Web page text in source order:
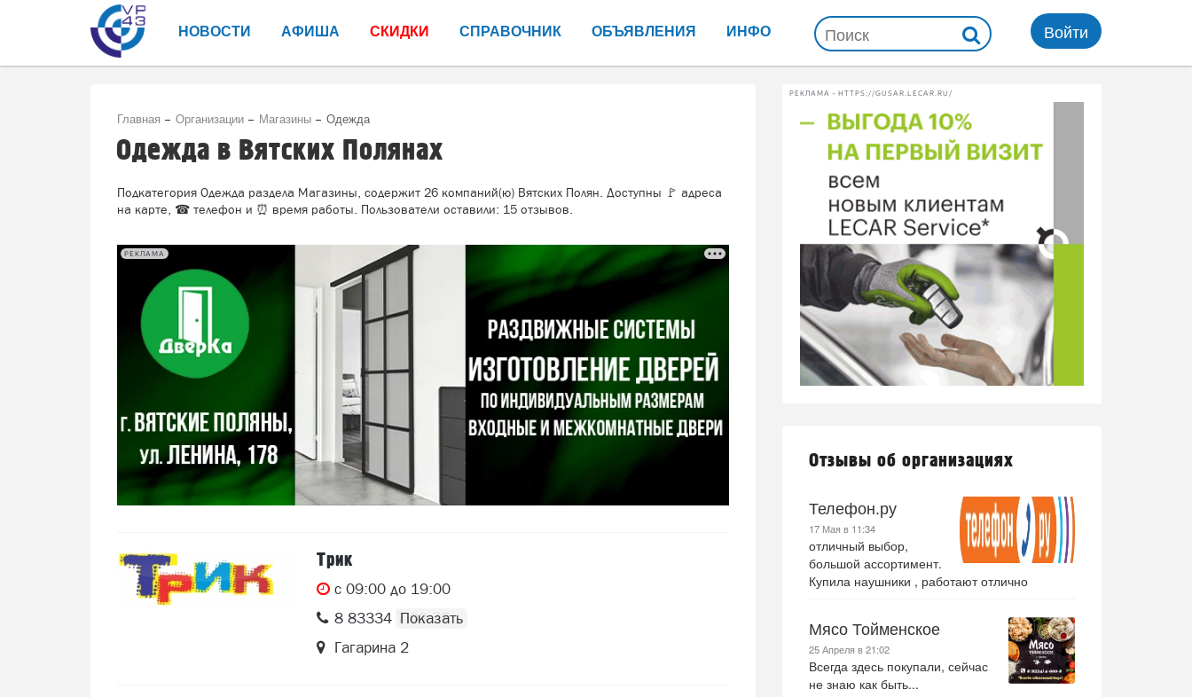
НОВОСТИ АФИША СКИДКИ СПРАВОЧНИК ОБЪЯВЛЕНИЯ ИНФО Войти
Главная Организации Магазины Одежда
Одежда в Вятских Полянах
Подкатегория Одежда раздела Магазины, содержит 26 компаний(ю) Вятских Полян. Доступны 🚩 адреса
на карте, ☎ телефон и ⏰ время работы. Пользователи оставили: 15 отзывов.
РЕКЛАМА
Трик
c 09:00 до 19:00
8 83334 7 03 78
Гагарина 2
РЕКЛАМА • HTTPS://GUSAR.LECAR.RU/
Отзывы об организациях
Телефон.ру
17 Мая в 11:34
отличный выбор,
большой ассортимент.
Купила наушники , работают отлично
Мясо Тойменское
25 Апреля в 21:02
Всегда здесь покупали, сейчас
не знаю как быть...